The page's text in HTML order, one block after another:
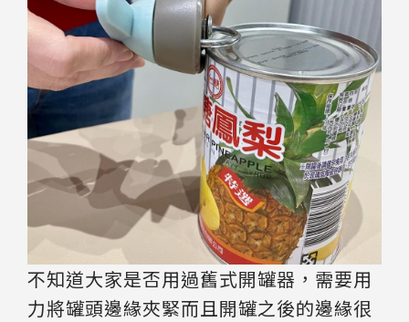
不知道大家是否用過舊式開罐器，需要用
力將罐頭邊緣夾緊而且開罐之後的邊緣很